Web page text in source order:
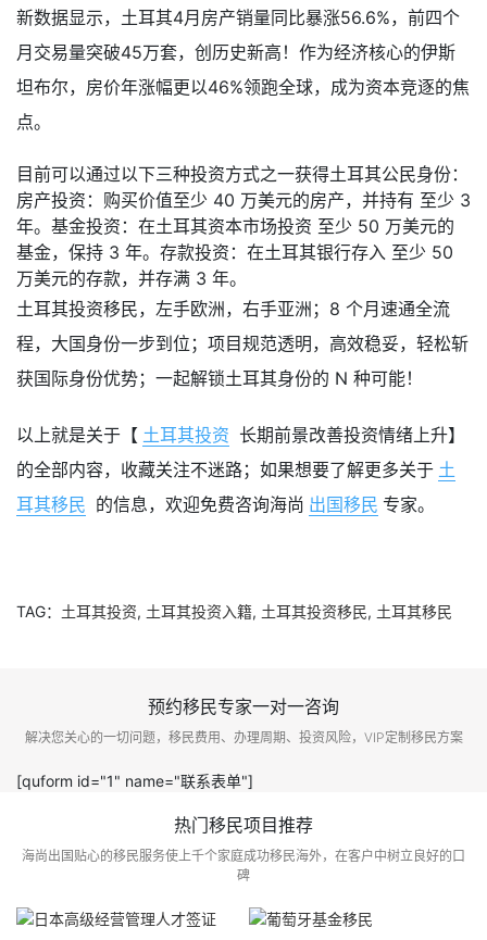
新数据显示，土耳其4月房产销量同比暴涨56.6%，前四个
月交易量突破45万套，创历史新高！作为经济核心的伊斯
坦布尔，房价年涨幅更以46%领跑全球，成为资本竞逐的焦
点。
目前可以通过以下三种投资方式之一获得土耳其公民身份：
房产投资：购买价值至少 40 万美元的房产，并持有 至少 3
年。基金投资：在土耳其资本市场投资 至少 50 万美元的
基金，保持 3 年。存款投资：在土耳其银行存入 至少 50
万美元的存款，并存满 3 年。
土耳其投资移民，左手欧洲，右手亚洲；8 个月速通全流
程，大国身份一步到位；项目规范透明，高效稳妥，轻松斩
获国际身份优势；一起解锁土耳其身份的 N 种可能！
以上就是关于【 土耳其投资 长期前景改善投资情绪上升】
的全部内容，收藏关注不迷路；如果想要了解更多关于 土
耳其移民 的信息，欢迎免费咨询海尚 出国移民 专家。
TAG： 土耳其投资, 土耳其投资入籍, 土耳其投资移民, 土耳其移民
预约移民专家一对一咨询
解决您关心的一切问题，移民费用、办理周期、投资风险，VIP定制移民方案
[quform id="1" name="联系表单"]
热门移民项目推荐
海尚出国贴心的移民服务使上千个家庭成功移民海外，在客户中树立良好的口
碑